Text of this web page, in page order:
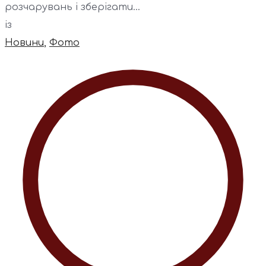
розчарувань і зберігати...
із
Новини, Фото